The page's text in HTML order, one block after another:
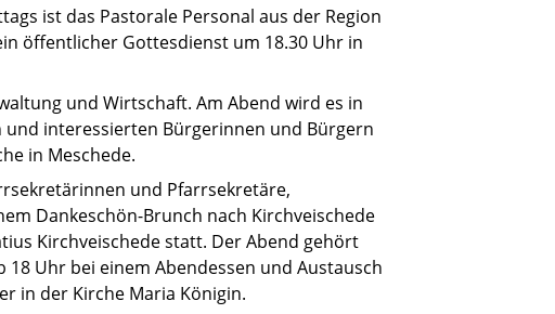
ist das Pastorale Personal aus der Region
öffentlicher Gottesdienst um 18.30 Uhr in
und Wirtschaft. Am Abend wird es in
interessierten Bürgerinnen und Bürgern
in Meschede.
und Pfarrsekretäre,
Dankeschön-Brunch nach Kirchveischede
Kirchveischede statt. Der Abend gehört
Uhr bei einem Abendessen und Austausch
in der Kirche Maria Königin.